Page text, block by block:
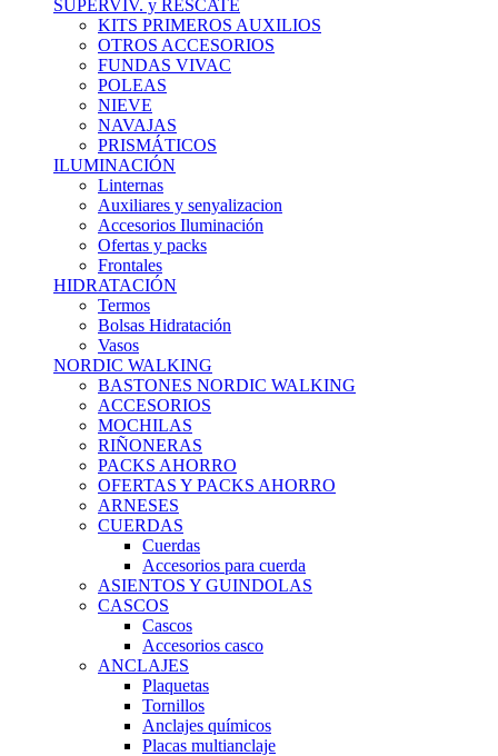
SUPERVIV. y RESCATE
KITS PRIMEROS AUXILIOS
OTROS ACCESORIOS
FUNDAS VIVAC
POLEAS
NIEVE
NAVAJAS
PRISMÁTICOS
ILUMINACIÓN
Linternas
Auxiliares y senyalizacion
Accesorios Iluminación
Ofertas y packs
Frontales
HIDRATACIÓN
Termos
Bolsas Hidratación
Vasos
NORDIC WALKING
BASTONES NORDIC WALKING
ACCESORIOS
MOCHILAS
RIÑONERAS
PACKS AHORRO
OFERTAS Y PACKS AHORRO
ARNESES
CUERDAS
Cuerdas
Accesorios para cuerda
ASIENTOS Y GUINDOLAS
CASCOS
Cascos
Accesorios casco
ANCLAJES
Plaquetas
Tornillos
Anclajes químicos
Placas multianclaje